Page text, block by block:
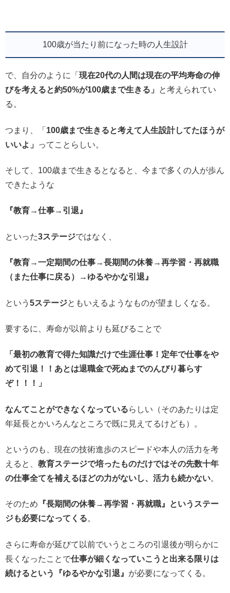
100歳が当たり前になった時の人生設計
で、自分のように「 現在20代の人間は現在の平均寿命の伸
びを考えると約50%が100歳まで生きる」
と考えられてい
る。
つまり、「 100歳まで生きると考えて人生設計してたほうが
いいよ」
ってことらしい。
そして、100歳まで生きるとなると、今まで多くの人が歩ん
できたような
『教育→仕事→引退』
といった3ステージではなく、
『教育→一定期間の仕事→長期間の休養→再学習・再就職
（また仕事に戻る）→ゆるやかな引退』
という 5ステージともいえるようなものが望ましくなる。
要するに、寿命が以前よりも延びることで
「最初の教育で得た知識だけで生涯仕事！定年で仕事をや
めて引退！！あとは退職金で死ぬまでのんびり暮らす
ぞ！！！」
なんてことができなくなっているらしい（そのあたりは定
年延長とかいろんなところで既に見えてるけども）。
というのも、現在の技術進歩のスピードや本人の活力を考
えると、 教育ステージで培ったものだけではその先数十年
の仕事全てを補えるほどの力がないし、活力も続かない。
そのため 『長期間の休養→再学習・再就職』というステー
ジも必要になってくる。
さらに寿命が延びて以前でいうところの引退後が明らかに
長くなったことで仕事が細くなっていこうと出来る限りは
続けるという『ゆるやかな引退』 が必要になってくる。